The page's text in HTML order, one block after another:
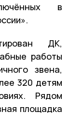
в
ДК,
работы
звена,
320 детям
Рядом
площадка